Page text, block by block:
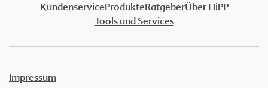
KundenserviceProdukteRatgeberÜber HiPP
Tools und Services
Impressum